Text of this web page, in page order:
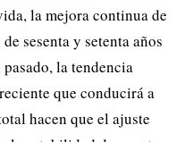
la mejora continua de
sesenta y setenta años
la tendencia
que conducirá a
hacen que el ajuste